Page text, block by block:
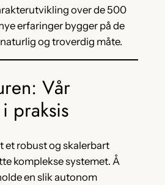
over de 500
erfaringer bygger på de
og troverdig måte.
Vår
praksis
et robust og skalerbart
komplekse systemet. Å
en slik autonom